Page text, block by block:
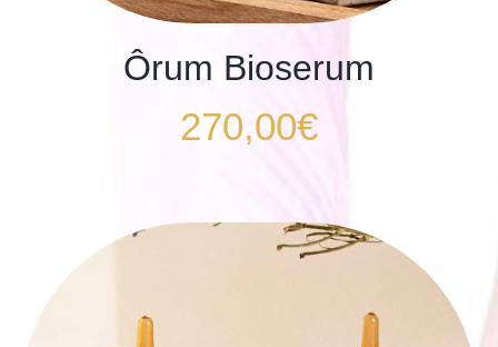
Ôrum Bioserum
270,00€